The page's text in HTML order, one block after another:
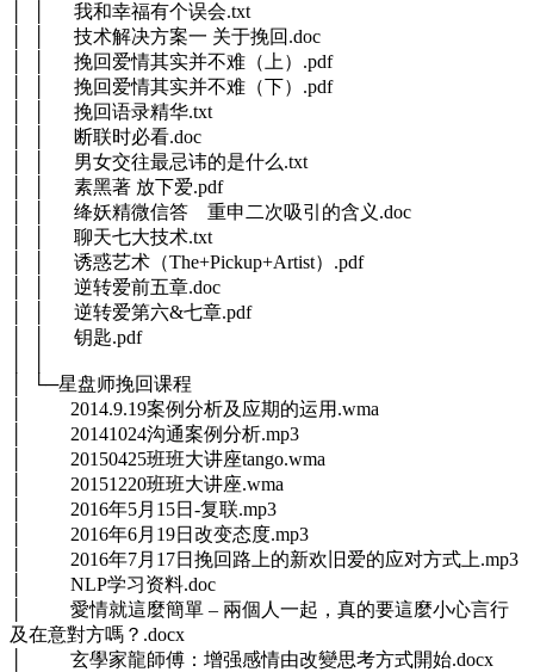
│ │ 我和幸福有个误会.txt
│ │ 技术解决方案一 关于挽回.doc
│ │ 挽回爱情其实并不难（上）.pdf
│ │ 挽回爱情其实并不难（下）.pdf
│ │ 挽回语录精华.txt
│ │ 断联时必看.doc
│ │ 男女交往最忌讳的是什么.txt
│ │ 素黑著 放下爱.pdf
│ │ 绛妖精微信答 重申二次吸引的含义.doc
│ │ 聊天七大技术.txt
│ │ 诱惑艺术（The+Pickup+Artist）.pdf
│ │ 逆转爱前五章.doc
│ │ 逆转爱第六&七章.pdf
│ │ 钥匙.pdf
│ └─星盘师挽回课程
│ 2014.9.19案例分析及应期的运用.wma
│ 20141024沟通案例分析.mp3
│ 20150425班班大讲座tango.wma
│ 20151220班班大讲座.wma
│ 2016年5月15日-复联.mp3
│ 2016年6月19日改变态度.mp3
│ 2016年7月17日挽回路上的新欢旧爱的应对方式上.mp3
│ NLP学习资料.doc
│ 愛情就這麼簡單 – 兩個人一起，真的要這麼小心言行
及在意對方嗎？.docx
│ 玄學家龍師傅：增强感情由改變思考方式開始.docx